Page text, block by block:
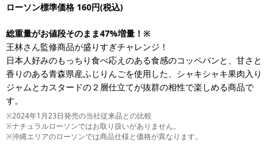
ローソン標準価格 160円(税込)
総重量がお値段そのまま47%増量！※
王林さん監修商品が盛りすぎチャレンジ！
日本人好みのもっちり食べ応えのある食感のコッペパンと、甘さと
香りのある青森県産ふじりんごを使用した、シャキシャキ果肉入り
ジャムとカスタードの２層仕立てが抜群の相性で楽しめる商品で
す。
※2024年1月23日発売の当社従来品との比較
※ナチュラルローソンではお取り扱いがありません。
※沖縄エリアのローソンでは商品仕様と価格が異なります。